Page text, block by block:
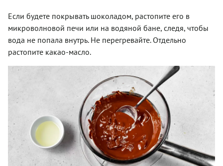
Если будете покрывать шоколадом, растопите его в
микроволновой печи или на водяной бане, следя, чтобы
вода не попала внутрь. Не перегревайте. Отдельно
растопите какао-масло.